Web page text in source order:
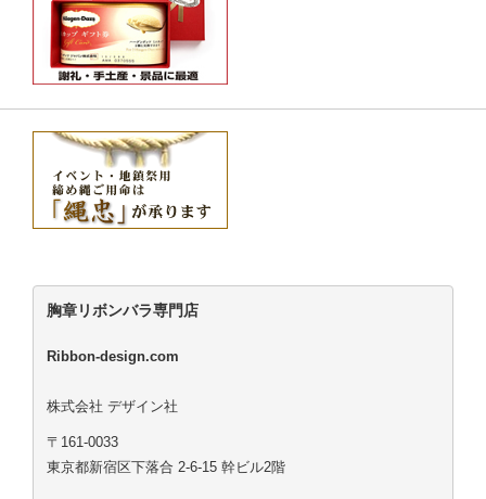
胸章リボンバラ専門店
Ribbon-design.com
株式会社 デザイン社
〒161-0033
東京都新宿区下落合 2-6-15 幹ビル2階